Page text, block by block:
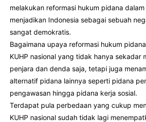
melakukan reformasi hukum pidana
menjadikan Indonesia sebagai sebuah
sangat demokratis.
Bagaimana upaya reformasi hukum
KUHP nasional yang tidak hanya sekadar
penjara dan denda saja, tetapi juga
alternatif pidana lainnya seperti pidana
pengawasan hingga pidana kerja sosial.
Terdapat pula perbedaan yang cukup
KUHP nasional sudah tidak lagi